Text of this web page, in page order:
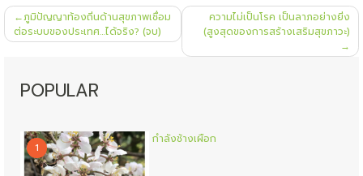
แนะแนว
เรื่อง
ภูมิปัญญาท้องถิ่นด้านสุขภาพเชื่อม
ต่อระบบของประเทศ…ได้จริง? (จบ)
ความไม่เป็นโรค เป็นลาภอย่างยิ่ง
(สูงสุดของการสร้างเสริมสุขภาวะ)
POPULAR
1
กำลังช้างเผือก